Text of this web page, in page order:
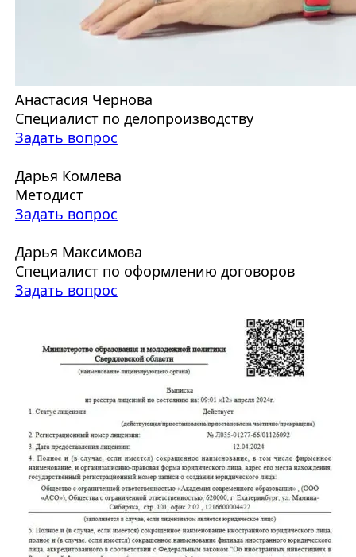
Анастасия Чернова
Специалист по делопроизводству
Задать вопрос
Дарья Комлева
Методист
Задать вопрос
Дарья Максимова
Специалист по оформлению договоров
Задать вопрос